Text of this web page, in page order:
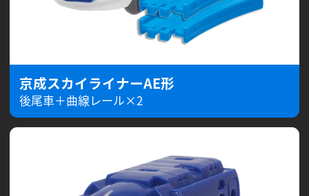
京成スカイライナーAE形
後尾車＋曲線レール×2